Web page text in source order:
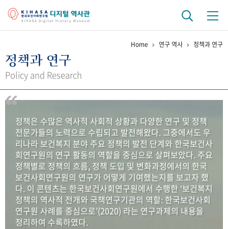
걸어온 길 기관 변천사
연구 역사
정책과 연구 키워드로 보는 연구 역사
연구자들
간행물 변천사
기록물 아카이브
사진 아카이브 문서 기록물 행정박물 영상 기록물
50+1주년 기념
Home 연구 역사 정책과 연구
정책과 연구
Policy and Research
정책은 수많은 역사적 사회적 상황과 다양한 연구 및 정책
전문가들의 노력으로 수립되고 발전해왔다. 그중에서도 우
리나라 보건복지 분야 주요 정책의 발전 단계와 한국보건사
회연구원의 연구 활동의 역할을 중심으로 살펴보았다. 주요
정책별로 정책의 흐름, 정책 도입 및 변화과정에서의 한국
보건사회연구원의 연구가 어떻게 기여했는지를 보고자 했
다. 이 콘텐츠는 한국보건사회연구원에서 수행한 ‘보건복지
정책의 역사적 전개와 국책연구기관의 역할: 한국보건사회
연구원 사례를 중심으로’(2020) 라는 연구과제의 내용을
정리하여 수록하였다.